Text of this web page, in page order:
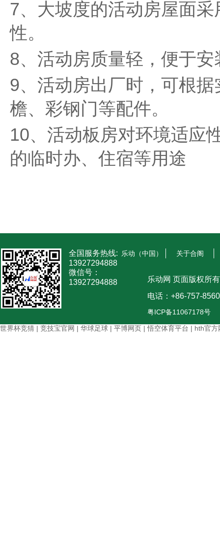
7、大坡度的活动房屋面
性。
8、活动房质量轻，便于
9、活动房出厂时，可根
檐、彩钢门等配件。
10、活动板房对环境适应
的临时办、住宿等用途
全国服务热线:
13927294888
微信号：
13927294888
乐动（中国） 关于合阁
乐动网 页面版权所有
电话：+86-757-
粤ICP备11067178号
世界杯竞猜 | 竞技宝官网 | 华球足球 | 平博网页 |悟空体育平台 | hth官方